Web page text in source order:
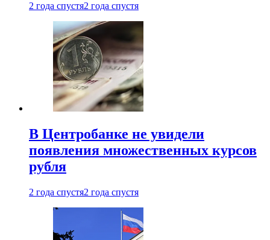
2 года спустя2 года спустя
В Центробанке не увидели
появления множественных курсов
рубля
2 года спустя2 года спустя